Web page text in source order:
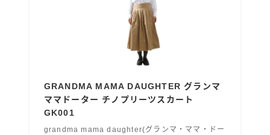
GRANDMA MAMA DAUGHTER グランマ
ママドーター チノプリーツスカート
GK001
grandma mama daughter(グランマ・ママ・ドー